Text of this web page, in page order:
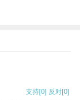
支持[0] 反对[0]